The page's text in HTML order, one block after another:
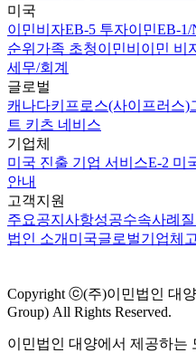
미국
이민비자EB-5 투자이민EB-1/
순위 가족 초청이민비이민 비
세무/회계
글로벌
캐나다키프로스(사이프러스)
트 키츠 네비스
기업체
미국 진출 기업 서비스E-2 미
안내
고객지원
주요공지사항성공수속사례
법인 소개 미국글로벌기업체
Copyright ⓒ(주)이민법인 대양
Group) All Rights Reserved.
이민법인 대양에서 제공하는